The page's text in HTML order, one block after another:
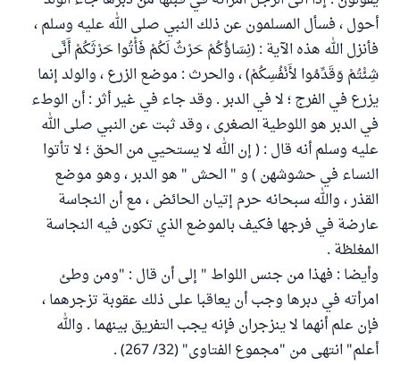
أحول ، فسأل المسلمون عن ذلك النبي صلى الله عليه وسلم ،
فأنزل الله هذه الآية : (نِسَاؤُكُمْ حَرْثٌ لَكُمْ فَأْتُوا حَرْثَكُمْ أَنَّى
شِئْتُمْ وَقَدِّمُوا لأَنْفُسِكُمْ) ، والحرث : موضع الزرع ، والولد إنما
يزرع في الفرج ؛ لا في الدبر . وقد جاء في غير أثر : أن الوطء
في الدبر هو اللوطية الصغرى ، وقد ثبت عن النبي صلى الله
عليه وسلم أنه قال : ( إن الله لا يستحيي من الحق ؛ لا تأتوا
النساء في حشوشهن ) و " الحش " هو الدبر ، وهو موضع
القذر ، والله سبحانه حرم إتيان الحائض ، مع أن النجاسة
عارضة في فرجها فكيف بالموضع الذي تكون فيه النجاسة
المغلظة .
وأيضا : فهذا من جنس اللواط " إلى أن قال : "ومن وطئ
امرأته في دبرها وجب أن يعاقبا على ذلك عقوبة تزجرهما ،
فإن علم أنهما لا ينزجران فإنه يجب التفريق بينهما . والله
أعلم" انتهى من "مجموع الفتاوى" (32/ 267) .